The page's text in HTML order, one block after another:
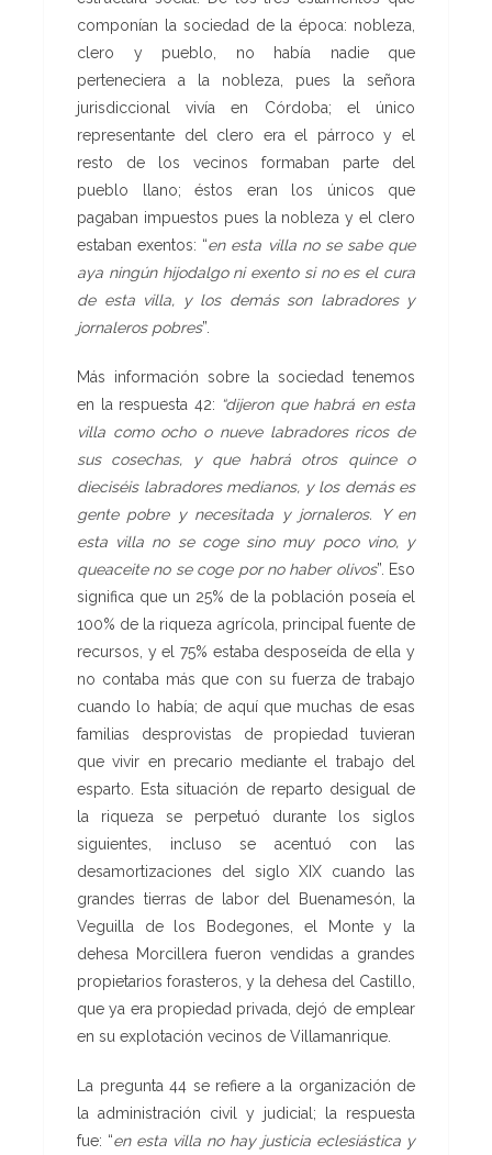
componían la sociedad de la época: nobleza,
clero y pueblo, no había nadie que
perteneciera a la nobleza, pues la señora
jurisdiccional vivía en Córdoba; el único
representante del clero era el párroco y el
resto de los vecinos formaban parte del
pueblo llano; éstos eran los únicos que
pagaban impuestos pues la nobleza y el clero
estaban exentos: “en esta villa no se sabe que
aya ningún hijodalgo ni exento si no es el cura
de esta villa, y los demás son labradores y
jornaleros pobres”.
Más información sobre la sociedad tenemos
en la respuesta 42: “dijeron que habrá en esta
villa como ocho o nueve labradores ricos de
sus cosechas, y que habrá otros quince o
dieciséis labradores medianos, y los demás es
gente pobre y necesitada y jornaleros. Y en
esta villa no se coge sino muy poco vino, y
queaceite no se coge por no haber olivos”. Eso
significa que un 25% de la población poseía el
100% de la riqueza agrícola, principal fuente de
recursos, y el 75% estaba desposeída de ella y
no contaba más que con su fuerza de trabajo
cuando lo había; de aquí que muchas de esas
familias desprovistas de propiedad tuvieran
que vivir en precario mediante el trabajo del
esparto. Esta situación de reparto desigual de
la riqueza se perpetuó durante los siglos
siguientes, incluso se acentuó con las
desamortizaciones del siglo XIX cuando las
grandes tierras de labor del Buenamesón, la
Veguilla de los Bodegones, el Monte y la
dehesa Morcillera fueron vendidas a grandes
propietarios forasteros, y la dehesa del Castillo,
que ya era propiedad privada, dejó de emplear
en su explotación vecinos de Villamanrique.
La pregunta 44 se refiere a la organización de
la administración civil y judicial; la respuesta
fue: “en esta villa no hay justicia eclesiástica y